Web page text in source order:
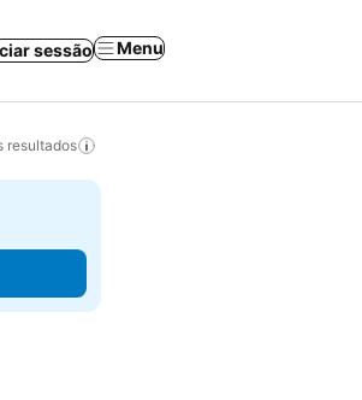
sessão Menu
resultados